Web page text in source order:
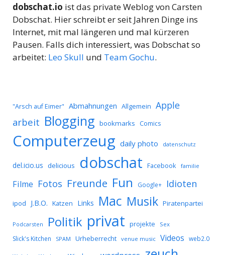
dobschat.io ist das private Weblog von Carsten
Dobschat. Hier schreibt er seit Jahren Dinge ins
Internet, mit mal längeren und mal kürzeren
Pausen. Falls dich interessiert, was Dobschat so
arbeitet: Leo Skull und Team Gochu.
"Arsch auf Eimer" Abmahnungen Allgemein Apple
arbeit Blogging bookmarks Comics
Computerzeug daily photo datenschutz
del.icio.us delicious dobschat Facebook familie
Filme Fotos Freunde Fun Google+ Idioten
ipod J.B.O. Katzen Links Mac Musik Piratenpartei
Podcarsten Politik privat projekte Sex
Slick's Kitchen SPAM Urheberrecht venue music Videos web2.0